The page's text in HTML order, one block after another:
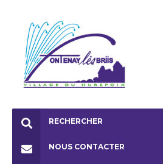
RECHERCHER
NOUS CONTACTER